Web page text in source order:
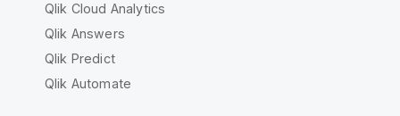
Qlik Cloud Analytics
Qlik Answers
Qlik Predict
Qlik Automate